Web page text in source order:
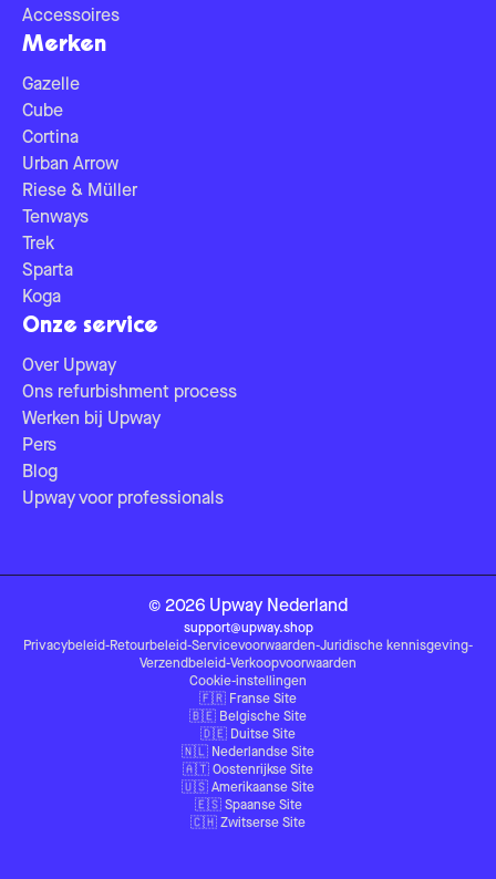
Accessoires
Merken
Gazelle
Cube
Cortina
Urban Arrow
Riese & Müller
Tenways
Trek
Sparta
Koga
Onze service
Over Upway
Ons refurbishment process
Werken bij Upway
Pers
Blog
Upway voor professionals
© 2026 Upway Nederland
support@upway.shop
Privacybeleid-Retourbeleid-Servicevoorwaarden-Juridische kennisgeving-
Verzendbeleid-Verkoopvoorwaarden
Cookie-instellingen
🇫🇷 Franse Site
🇧🇪 Belgische Site
🇩🇪 Duitse Site
🇳🇱 Nederlandse Site
🇦🇹 Oostenrijkse Site
🇺🇸 Amerikaanse Site
🇪🇸 Spaanse Site
🇨🇭 Zwitserse Site